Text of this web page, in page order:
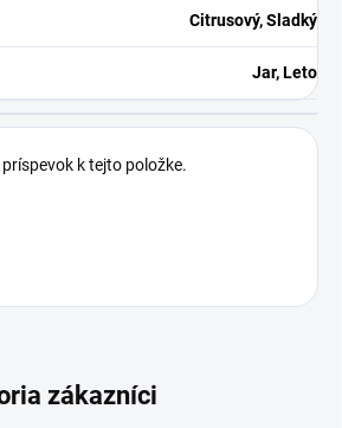
Citrusový, Sladký
Jar, Leto
k tejto položke.